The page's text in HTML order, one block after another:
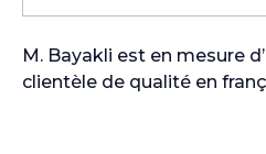
M. Bayakli est en mesure
clientèle de qualité en